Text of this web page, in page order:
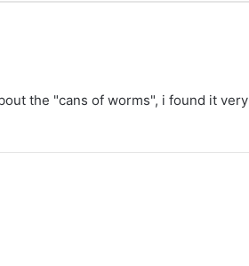
the "cans of worms", i found it very